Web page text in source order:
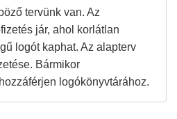
tervünk van. Az
jár, ahol korlátlan
logót kaphat. Az alapterv
Bármikor
logókönyvtárához.